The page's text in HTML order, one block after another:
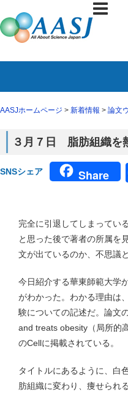
AASJホームページ > 新着情報 > 論文
３月７日 脂肪組織を
SNSシェア Share
完全に引退してしまってい
と思った後で著者の所属を
文が出ているのか、不思議
今日紹介する華東師範大学
がわかった。わかる理由は
験についての記述だ。論文
and treats obesity（局所的
のCellに掲載されている。
タイトルにあるように、白
肪組織に変わり、痩せられ